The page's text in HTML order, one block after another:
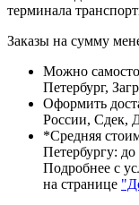
терминала
Заказы на сумму
Можно
Петербург,
Оформить
России, Сдек,
*Средняя
Петербургу:
Подробнее с
на странице